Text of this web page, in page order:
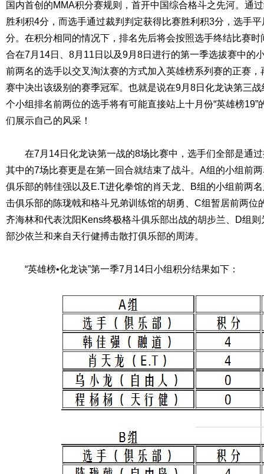
国内首创的MMA积分赛规则，首开中国综合格斗之先河。通
胜利积4分，而选手通过裁判判定获得比赛胜利积3分，选手
分。在积分相同的情况下，排名先后将会按照选手终结比赛
合在7月14日、8月11日以及9月8日进行的第一季选拔赛中的
前两名的选手以交叉淘汰赛的方式加入英雄榜系列赛的正赛
赛中决出该级别的赛季冠军。也就是说在9月8日化龙诀第三
个小组排名前两位的选手将有可能直接站上十月份“英雄榜19”
们展示自己的风采！
在7月14日化龙诀第一战的8场比赛中，选手们全部是通过
其中的7场比赛更是在第一回合就结束了战斗。A组的小组前
俱乐部的韩佳强以及E.T进化拳馆的肖天龙、B组的小组前两
击俱乐部的陈珑戟和格斗兄弟训练馆的胡勇、C组暂居前两位
齐海林和代表沈阳Kens终极格斗俱乐部出战的胡步兰、D组
部沙依兰和来自天行健搏击散打俱乐部的周涛。
“英雄榜•化龙诀”第一季7月14日小组积分结果如下：